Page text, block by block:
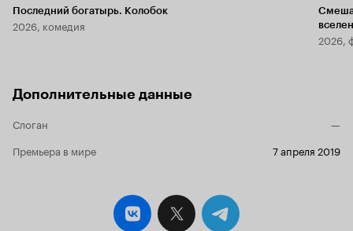
Последний богатырь. Колобок
2026, комедия
2026,
Дополнительные данные
Слоган
—
Премьера в мире
7 апреля 2019